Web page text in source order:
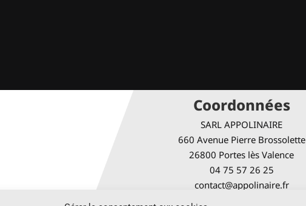
Coordonnées
SARL APPOLINAIRE
660 Avenue Pierre Brossolette
26800 Portes lès Valence
04 75 57 26 25
contact@appolinaire.fr